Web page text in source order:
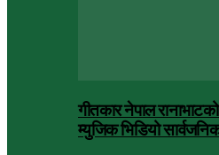
गीतकार नेपाल
म्युजिक भिडियो